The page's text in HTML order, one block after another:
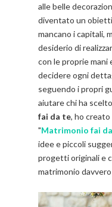
alle belle
diventato un
mancano i capitali,
desiderio di
con le proprie mani
decidere ogni
seguendo i propri
aiutare chi ha
fai da te, ho
"Matrimonio fai
idee e piccoli
progetti originali e
matrimonio